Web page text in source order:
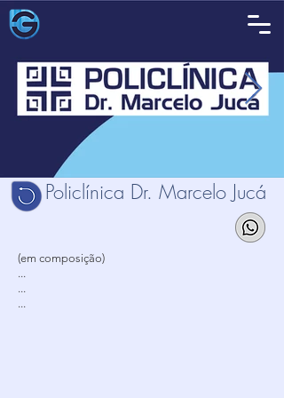
Policlínica Dr. Marcelo Jucá
(em composição)
...
...
...